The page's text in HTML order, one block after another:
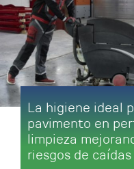
La higiene ideal
pavimento en
limpieza
riesgos de